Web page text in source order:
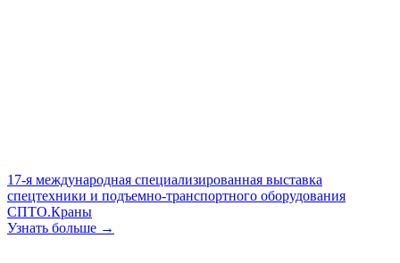
17-я международная специализированная выставка
спецтехники и подъемно-транспортного оборудования
СПТО.Краны
Узнать больше →